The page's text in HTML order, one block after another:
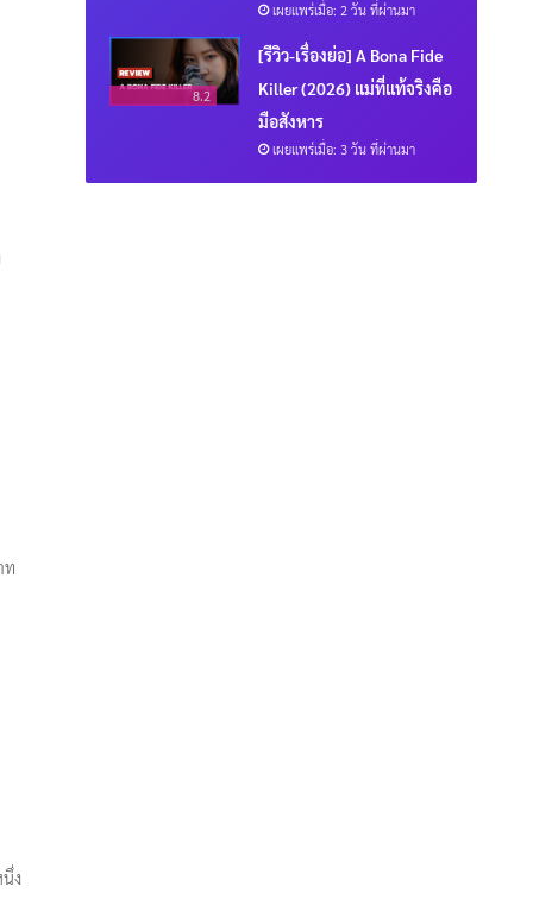
ท
ง
เผยแพร่เมื่อ: 2 วัน ที่ผ่านมา
8.2
[รีวิว-เรื่องย่อ] A Bona Fide
Killer (2026) แม่ที่แท้จริงคือ
มือสังหาร
เผยแพร่เมื่อ: 3 วัน ที่ผ่านมา